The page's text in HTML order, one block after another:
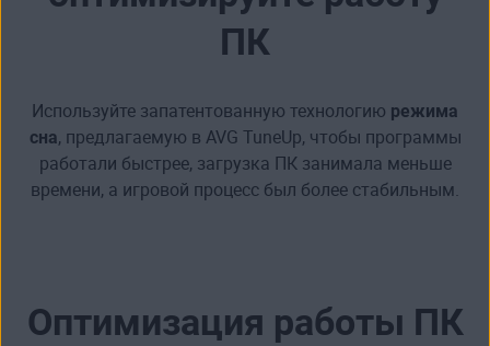
ПК
Используйте запатентованную технологию режима
сна, предлагаемую в AVG TuneUp, чтобы программы
работали быстрее, загрузка ПК занимала меньше
времени, а игровой процесс был более стабильным.
Оптимизация работы ПК